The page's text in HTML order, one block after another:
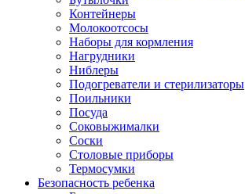
Контейнеры
Молокоотсосы
Наборы для кормления
Нагрудники
Ниблеры
Подогреватели и стерилизаторы
Поильники
Посуда
Соковыжималки
Соски
Столовые приборы
Термосумки
Безопасность ребенка